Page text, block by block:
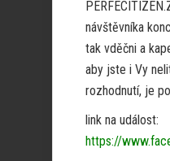
návštěvníka
tak vděčni a
aby jste i Vy
rozhodnutí, je
link na událost:
https://